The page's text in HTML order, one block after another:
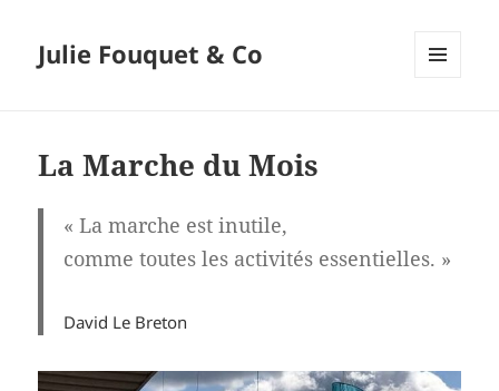
Julie Fouquet & Co
La Marche du Mois
« La marche est inutile,
comme toutes les activités essentielles. »
David Le Breton